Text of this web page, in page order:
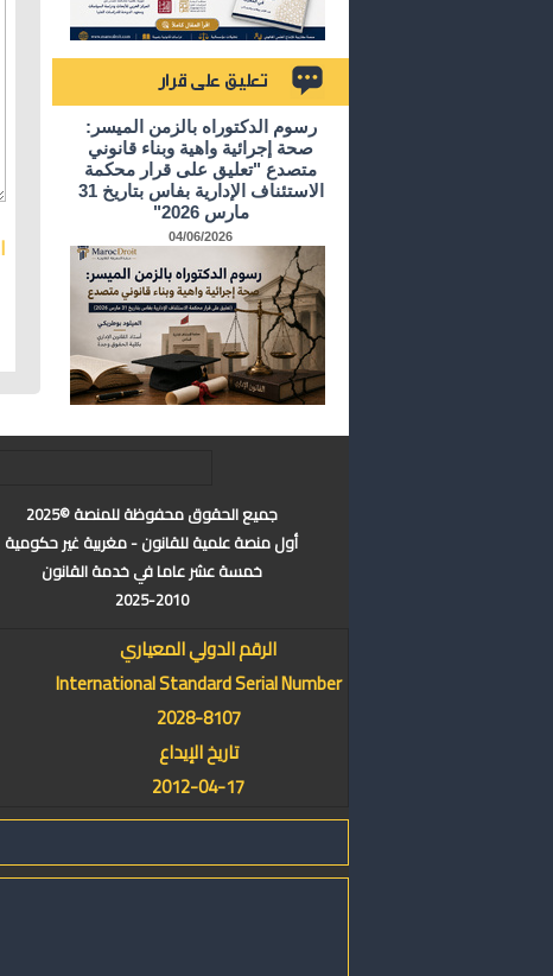
رسوم الدكتوراه بالزمن الميسر:
صحة إجرائية واهية وبناء قانوني
متصدع "تعليق على قرار محكمة
الاستئناف الإدارية بفاس بتاريخ 31
مارس 2026"
04/06/2026
جميع الحقوق محفوظة للمنصة ©2025
أول منصة علمية للقانون - مغربية غير حكومية
خمسة عشر عاما في خدمة القانون
2025-2010
الرقم الدولي المعياري
International Standard Serial Number
2028-8107
تاريخ الإيداع
2012-04-17